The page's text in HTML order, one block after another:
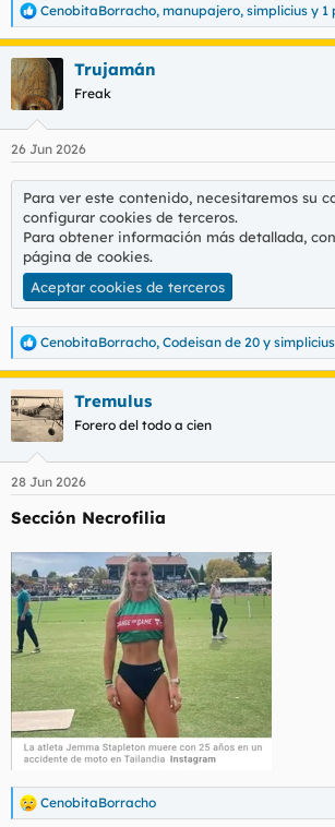
R
e
a
c
c
i
e
CenobitaBorracho, manupajero, simplicius y 1
Trujamán
Freak
26 Jun 2026
Para ver este contenido, necesitaremos su
configurar cookies de terceros.
Para obtener información más detallada,
página de cookies.
Aceptar cookies de terceros
R
e
a
c
c
i
e
:
CenobitaBorracho, Codeisan de 20 y simplicius
Tremulus
Forero del todo a cien
28 Jun 2026
Sección Necrofilia
R
CenobitaBorracho